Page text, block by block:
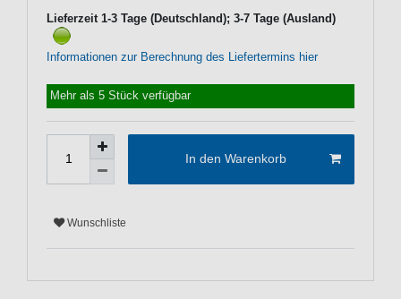
Lieferzeit 1-3 Tage (Deutschland); 3-7 Tage (Ausland)
Informationen zur Berechnung des Liefertermins hier
Mehr als 5 Stück verfügbar
In den Warenkorb
Wunschliste